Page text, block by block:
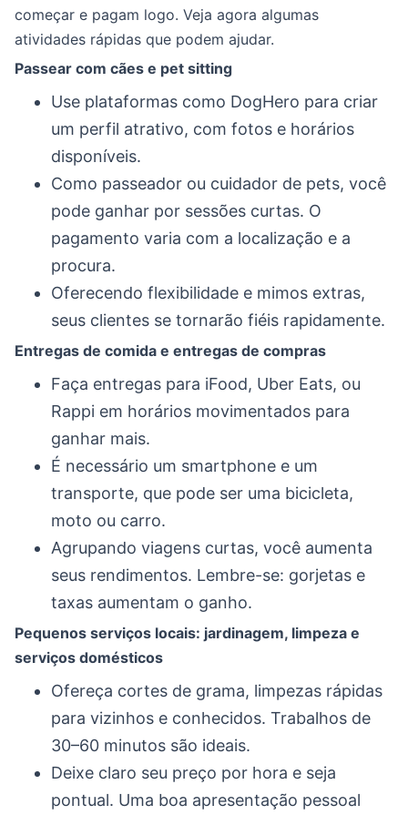
começar e pagam logo. Veja agora algumas
atividades rápidas que podem ajudar.
Passear com cães e pet sitting
Use plataformas como DogHero para criar
um perfil atrativo, com fotos e horários
disponíveis.
Como passeador ou cuidador de pets, você
pode ganhar por sessões curtas. O
pagamento varia com a localização e a
procura.
Oferecendo flexibilidade e mimos extras,
seus clientes se tornarão fiéis rapidamente.
Entregas de comida e entregas de compras
Faça entregas para iFood, Uber Eats, ou
Rappi em horários movimentados para
ganhar mais.
É necessário um smartphone e um
transporte, que pode ser uma bicicleta,
moto ou carro.
Agrupando viagens curtas, você aumenta
seus rendimentos. Lembre-se: gorjetas e
taxas aumentam o ganho.
Pequenos serviços locais: jardinagem, limpeza e
serviços domésticos
Ofereça cortes de grama, limpezas rápidas
para vizinhos e conhecidos. Trabalhos de
30–60 minutos são ideais.
Deixe claro seu preço por hora e seja
pontual. Uma boa apresentação pessoal